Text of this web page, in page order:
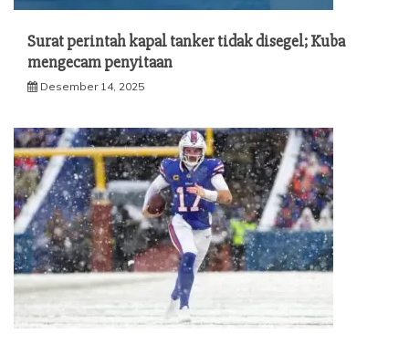
Surat perintah kapal tanker tidak disegel; Kuba
mengecam penyitaan
Desember 14, 2025